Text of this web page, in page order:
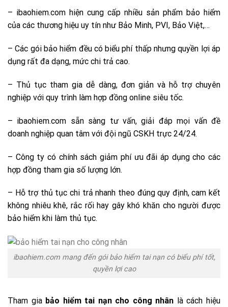
– ibaohiem.com hiện cung cấp nhiều sản phẩm bảo hiểm
của các thương hiệu uy tín như Bảo Minh, PVI, Bảo Việt,…
– Các gói bảo hiểm đều có biểu phí thấp nhưng quyền lợi áp
dụng rất đa dạng, mức chi trả cao.
– Thủ tục tham gia dễ dàng, đơn giản và hỗ trợ chuyên
nghiệp với quy trình làm hợp đồng online siêu tốc.
– ibaohiem.com sẵn sàng tư vấn, giải đáp mọi vấn đề
doanh nghiệp quan tâm với đội ngũ CSKH trực 24/24.
– Công ty có chính sách giảm phí ưu đãi áp dụng cho các
hợp đồng tham gia số lượng lớn.
– Hỗ trợ thủ tục chi trả nhanh theo đúng quy định, cam kết
không nhiêu khê, rắc rối hay gây khó khăn cho người được
bảo hiểm khi làm thủ tục.
ibaohiem.com mang đến gói bảo hiểm tai nạn có biểu phí tốt,
quyền lợi cao
Tham gia bảo hiểm tai nạn cho công nhân là cách hiệu